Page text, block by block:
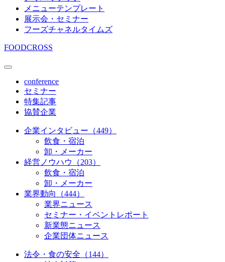
メニューテンプレート
展示会・セミナー
フーズチャネルタイムズ
FOODCROSS
conference
セミナー
特集記事
協賛企業
企業インタビュー（449）
飲食・宿泊
卸・メーカー
経営ノウハウ（203）
飲食・宿泊
卸・メーカー
業界動向（444）
業界ニュース
セミナー・イベントレポート
新業態ニュース
企業団体ニュース
法令・食の安全（144）